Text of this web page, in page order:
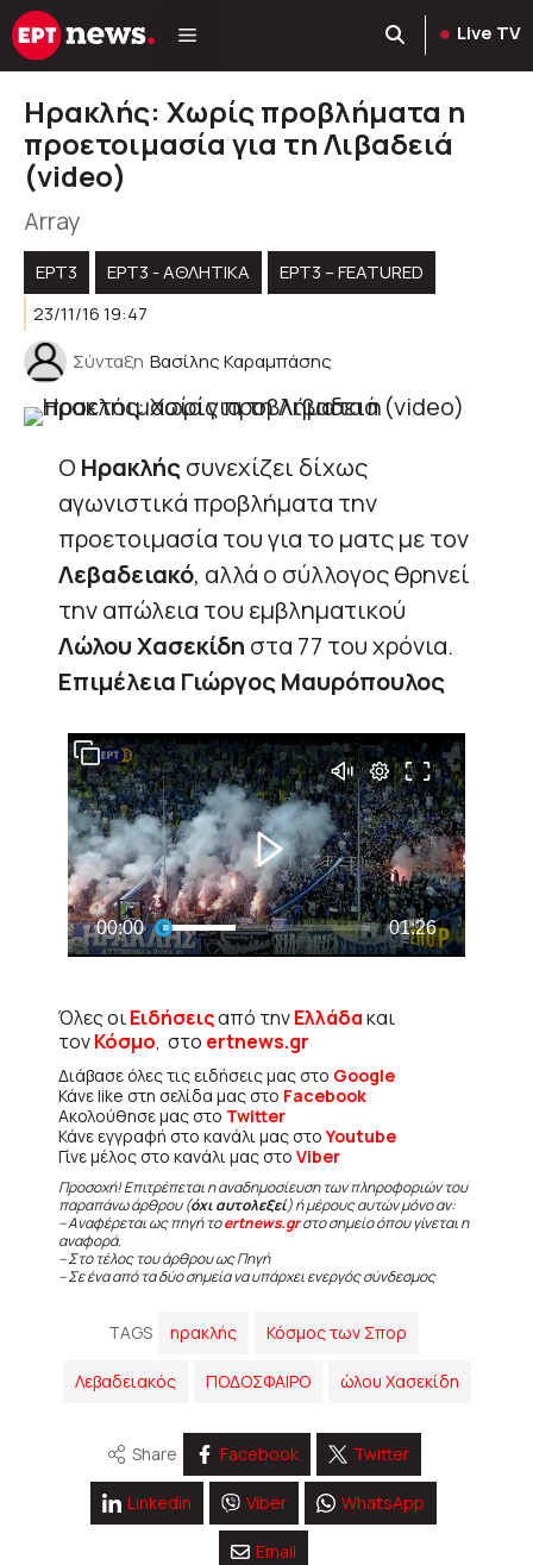
Μετάβαση
σε
Live TV
Ηρακλής: Χωρίς προβλήματα η
προετοιμασία για τη Λιβαδειά
(video)
Array
ΕΡΤ3 ΕΡΤ3 - ΑΘΛΗΤΙΚΆ
ΕΡΤ3 – FEATURED
23/11/16 19:47
Σύνταξη Βασίλης Καραμπάσης
Ο Ηρακλήςσυνεχίζει δίχως
αγωνιστικά προβλήματα την
προετοιμασία του για το ματς με τον
Λεβαδειακό, αλλά ο σύλλογος θρηνεί
την απώλεια του εμβληματικού
Λώλου Χασεκίδη στα 77 του χρόνια.
Επιμέλεια Γιώργος Μαυρόπουλος
Όλες οιΕιδήσειςαπό τηνΕλλάδακαι
τονΚόσμο, στο ertnews.gr
Διάβασε όλες τις ειδήσεις μας στο Google
Κάνε like στη σελίδα μας στο Facebook
Ακολούθησε μας στο Twitter
Κάνε εγγραφή στο κανάλι μας στοYoutube
Γίνε μέλος στο κανάλι μας στο Viber
Προσοχή! Επιτρέπεται η αναδημοσίευση των πληροφοριών του
παραπάνω άρθρου (όχι αυτολεξεί) ή μέρους αυτών μόνο αν:
– Αναφέρεται ως πηγή τοertnews.grστο σημείο όπου γίνεται η
αναφορά.
– Στο τέλος του άρθρου ως Πηγή
– Σε ένα από τα δύο σημεία να υπάρχει ενεργός σύνδεσμος
TAGS ηρακλής Κόσμος των Σπορ
Λεβαδειακός ΠΟΔΟΣΦΑΙΡΟ ώλου Χασεκίδη
Share Facebook Twitter
Linkedin Viber WhatsApp
Email